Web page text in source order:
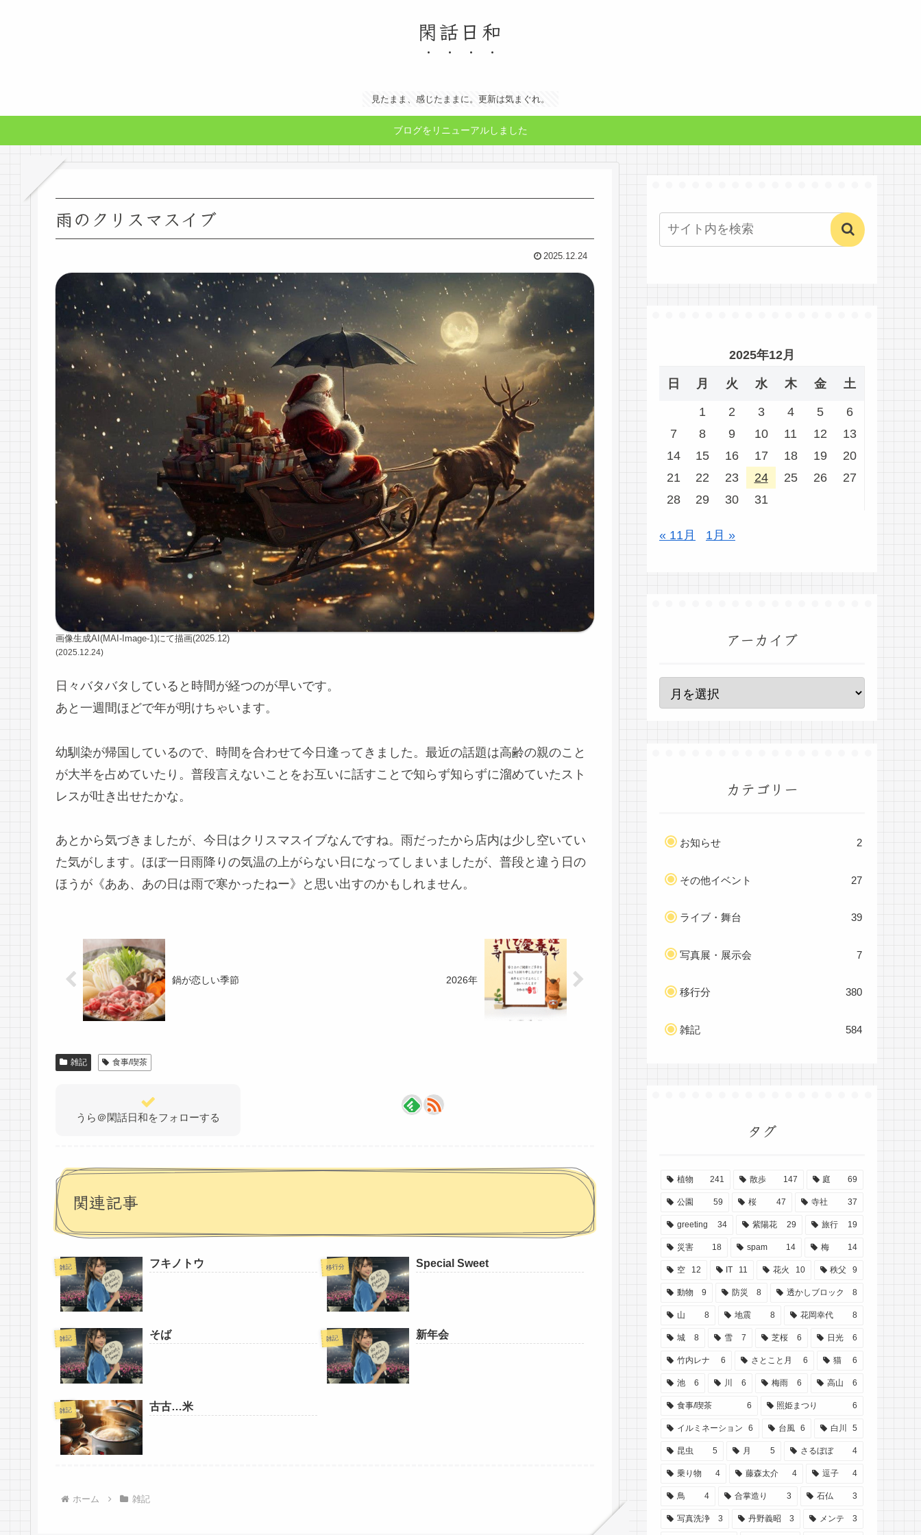
閑話日和
見たまま、感じたままに。更新は気まぐれ。
ブログをリニューアルしました
雨のクリスマスイブ
2025.12.24
画像生成AI(MAI-Image-1)にて描画(2025.12)
(2025.12.24)
日々バタバタしていると時間が経つのが早いです。
あと一週間ほどで年が明けちゃいます。
幼馴染が帰国しているので、時間を合わせて今日逢ってきました。最近の話題は高齢の親のこと
が大半を占めていたり。普段言えないことをお互いに話すことで知らず知らずに溜めていたスト
レスが吐き出せたかな。
あとから気づきましたが、今日はクリスマスイブなんですね。雨だったから店内は少し空いてい
た気がします。ほぼ一日雨降りの気温の上がらない日になってしまいましたが、普段と違う日の
ほうが《ああ、あの日は雨で寒かったねー》と思い出すのかもしれません。
鍋が恋しい季節 2026年
雑記 食事/喫茶
うら＠閑話日和をフォローする
関連記事
雑記 フキノトウ 移行分 Special Sweet
雑記 そば 雑記 新年会
雑記 古古…米
ホーム 雑記
2025年12月
日 月 火 水 木 金 土
1 2 3 4 5
6
7
8 9 10 11 12
13
14
15 16 17 18 19
20
21
22 23 24 25 26
27
28
29 30 31
« 11月 1月 »
アーカイブ
カテゴリー
お知らせ 2
その他イベント 27
ライブ・舞台 39
写真展・展示会 7
移行分 380
雑記 584
タグ
植物 241 散歩 147 庭 69
公園 59 桜 47 寺社 37
greeting 34 紫陽花 29 旅行 19
災害 18 spam 14 梅 14
空 12 IT 11 花火 10 秩父 9
動物 9 防災 8 透かしブロック 8
山 8 地震 8 花岡幸代 8
城 8 雪 7 芝桜 6 日光 6
竹内レナ 6 さとこと月 6 猫 6
池 6 川 6 梅雨 6 高山 6
食事/喫茶 6 照姫まつり 6
イルミネーション 6 台風 6 白川 5
昆虫 5 月 5 さるぼぼ 4
乗り物 4 藤森太介 4 逗子 4
鳥 4 合掌造り 3 石仏 3
写真洗浄 3 丹野義昭 3 メンテ 3